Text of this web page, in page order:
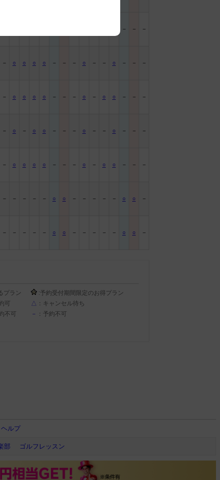
－ － －
－ ○ ○ ○ ○ － － － ○ － － ○ － － －
－ ○ ○ ○ ○ － － － ○ － ○ ○ － － －
－ ○ － ○ ○ － － － ○ － － ○ － － －
－ ○ ○ ○ ○ － － － ○ － ○ ○ － － －
－ － － － － ○ ○ － － － － － ○ ○ －
－ － － － － ○ ○ － － － － － ○ ○ －
プラン
:予約受付期間限定のお得プラン
可 △ ：キャンセル待ち
不可 － ：予約不可
ヘルプ
部 ゴルフレッスン